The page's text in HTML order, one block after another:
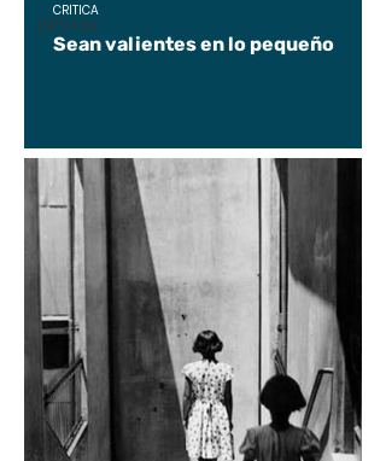
UP2#36
Sean valientes en lo pequeño
CRÍTICA